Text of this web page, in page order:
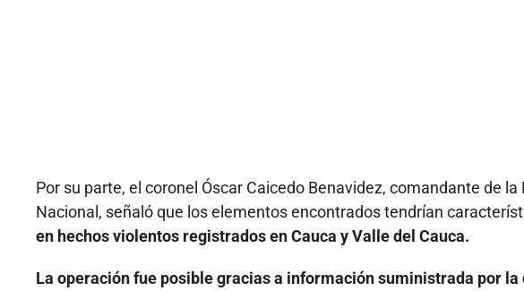
Por su parte, el coronel Óscar Caicedo Benavidez, comandante de
Nacional, señaló que los elementos encontrados tendrían
en hechos violentos registrados en Cauca y Valle del Cauca.
La operación fue posible gracias a información suministrada por la